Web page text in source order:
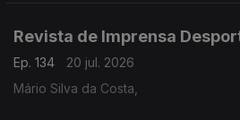
Revista de Imprensa
Ep. 134
20 jul. 2026
Mário Silva da Costa,